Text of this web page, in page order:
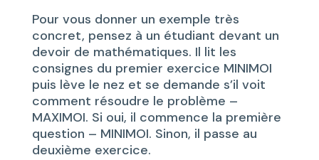
Pour vous donner un exemple très
concret, pensez à un étudiant devant un
devoir de mathématiques. Il lit les
consignes du premier exercice MINIMOI
puis lève le nez et se demande s’il voit
comment résoudre le problème –
MAXIMOI. Si oui, il commence la première
question – MINIMOI. Sinon, il passe au
deuxième exercice.